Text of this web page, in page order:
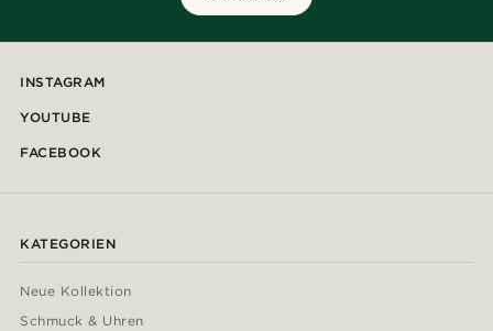
INSTAGRAM
YOUTUBE
FACEBOOK
KATEGORIEN
Neue Kollektion
Schmuck & Uhren